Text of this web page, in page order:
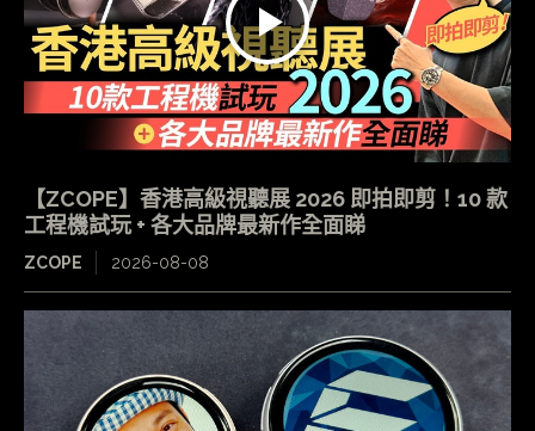
【ZCOPE】香港高級視聽展 2026 即拍即剪！10 款
工程機試玩 + 各大品牌最新作全面睇
ZCOPE 2026-08-08